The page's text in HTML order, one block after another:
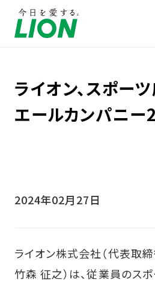
ライオン、スポー
エールカンパニー
2024年02月27日
ライオン株式会社（代表取
竹森 征之）は、従業員のス